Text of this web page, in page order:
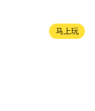
马上玩